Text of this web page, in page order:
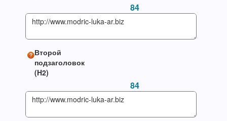
84
Второй
подзаголовок
(H2)
84